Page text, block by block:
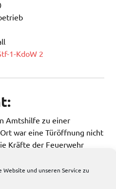
Website und unseren Service zu
1-KdoW 2
Amtshilfe zu einer
war eine Türöffnung nicht
Kräfte der Feuerwehr